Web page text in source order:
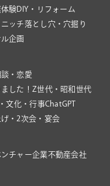
験 DIY・リフォーム
ニッチ落とし穴・穴掘り
企画
・恋愛
した！ Z世代・昭和世代
文化・行事ChatGPT
・2次会・宴会
ンチャー企業不動産会社